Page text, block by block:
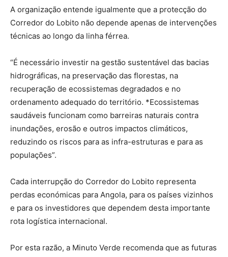
A organização entende igualmente que a protecção do
Corredor do Lobito não depende apenas de intervenções
técnicas ao longo da linha férrea.
“É necessário investir na gestão sustentável das bacias
hidrográficas, na preservação das florestas, na
recuperação de ecossistemas degradados e no
ordenamento adequado do território. *Ecossistemas
saudáveis funcionam como barreiras naturais contra
inundações, erosão e outros impactos climáticos,
reduzindo os riscos para as infra-estruturas e para as
populações”.
Cada interrupção do Corredor do Lobito representa
perdas económicas para Angola, para os países vizinhos
e para os investidores que dependem desta importante
rota logística internacional.
Por esta razão, a Minuto Verde recomenda que as futuras